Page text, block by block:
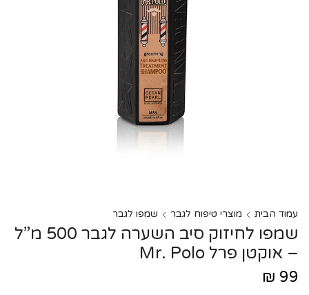
עמוד הבית מוצרי טיפוח לגבר שמפו לגבר
שמפו לחיזוק סיב השערה לגבר 500 מ”ל
– אוקטן פרל Mr. Polo
₪ 99